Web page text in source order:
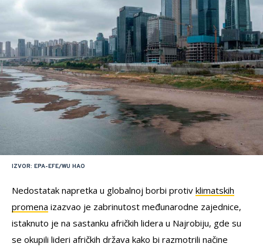
IZVOR: EPA-EFE/WU HAO
Nedostatak napretka u globalnoj borbi protiv klimatskih
promena izazvao je zabrinutost međunarodne zajednice,
istaknuto je na sastanku afričkih lidera u Najrobiju, gde su
se okupili lideri afričkih država kako bi razmotrili načine